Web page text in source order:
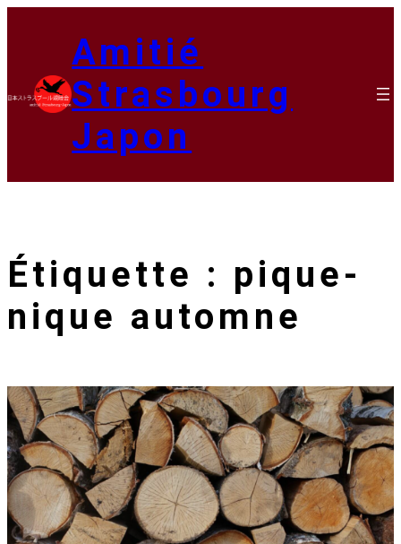
Amitié
Strasbourg
Japon
Étiquette : pique-
nique automne